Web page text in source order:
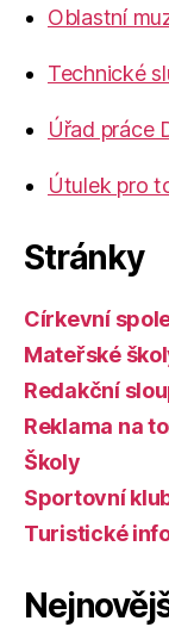
Oblastní
Technické
Úřad práce
Útulek pro
Stránky
Církevní
Mateřské
Redakční
Reklama na
Školy
Sportovní
Turistické